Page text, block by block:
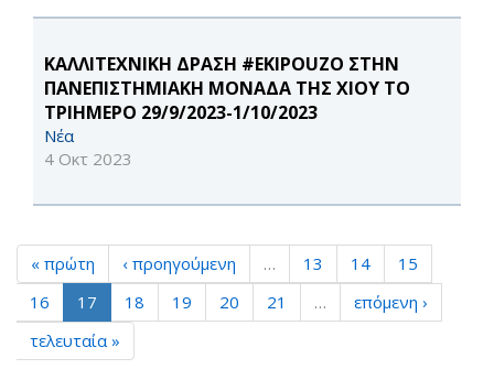
ΚΑΛΛΙΤΕΧΝΙΚΗ ΔΡΑΣΗ #EKIPOUZO ΣΤΗΝ
ΠΑΝΕΠΙΣΤΗΜΙΑΚΗ ΜΟΝΑΔΑ ΤΗΣ ΧΙΟΥ ΤΟ
ΤΡΙΗΜΕΡΟ 29/9/2023-1/10/2023
Νέα
4 Οκτ 2023
« πρώτη ‹ προηγούμενη … 13 14
15
16
17 18 19 20 21 …
επόμενη ›
τελευταία »